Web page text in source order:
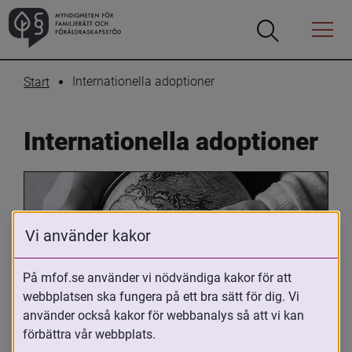
Öppna
Öppna
Menyn
Start Internationella adoptioner
Internationella adoptioner
Oavsett om du är adopterad,
adoptivförälder eller arbetar med
Vi använder kakor
På mfof.se använder vi nödvändiga kakor för att
webbplatsen ska fungera på ett bra sätt för dig. Vi
använder också kakor för webbanalys så att vi kan
förbättra vår webbplats.